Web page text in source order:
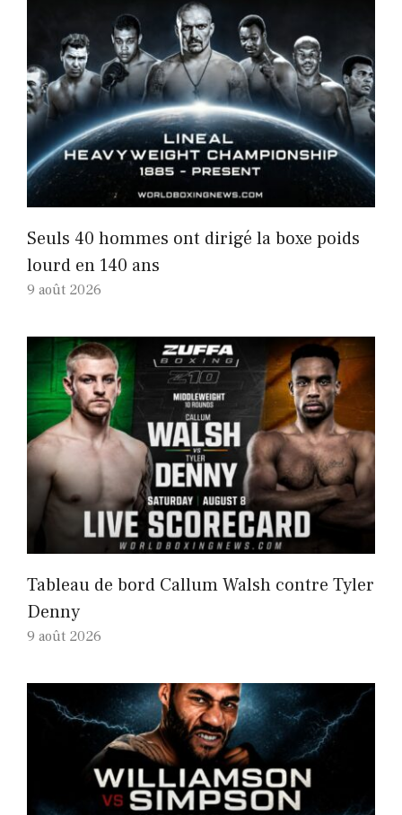
Seuls 40 hommes ont dirigé la boxe poids
lourd en 140 ans
9 août 2026
Tableau de bord Callum Walsh contre Tyler
Denny
9 août 2026